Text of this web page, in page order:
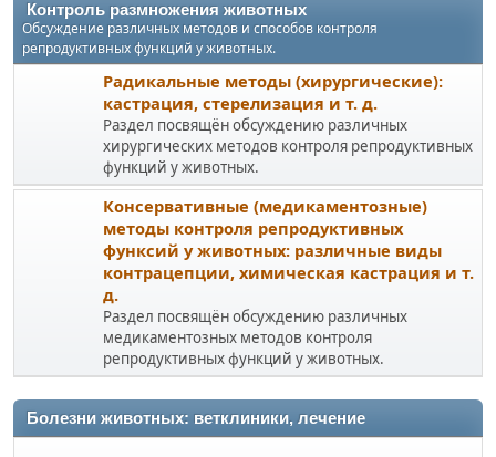
Контроль размножения животных
Обсуждение различных методов и способов контроля
репродуктивных функций у животных.
Радикальные методы (хирургические):
кастрация, стерелизация и т. д.
Раздел посвящён обсуждению различных
хирургических методов контроля репродуктивных
функций у животных.
Консервативные (медикаментозные)
методы контроля репродуктивных
функсий у животных: различные виды
контрацепции, химическая кастрация и т.
д.
Раздел посвящён обсуждению различных
медикаментозных методов контроля
репродуктивных функций у животных.
Болезни животных: ветклиники, лечение